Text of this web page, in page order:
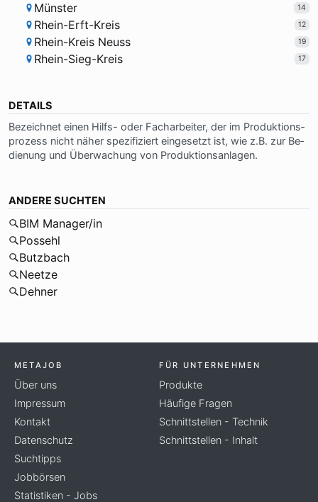
Münster 14
Rhein-Erft-Kreis 12
Rhein-Kreis Neuss 19
Rhein-Sieg-Kreis 17
DETAILS
Be­zeich­net einen Hilfs- oder Fach­ar­bei­ter, der im Pro­duk­ti­ons­
pro­zess nicht nä­her spe­zi­fi­ziert ein­ge­setzt ist, wie z.B. zur Be­
die­nung und Über­wa­chung von Pro­duk­ti­ons­an­la­gen.
ANDERE SUCHTEN
BIM Manager/in
Possehl
Butzbach
Neetze
Dehner
METAJOB
Über uns
Impressum
Kontakt
Datenschutz
Suchtipps
Jobbörsen
Statistiken - Jobs
FÜR UNTERNEHMEN
Produkte
Häufige Fragen
Schnittstellen - Technik
Schnittstellen - Inhalt